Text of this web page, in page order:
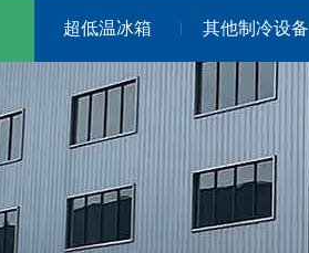
超低温冰箱 其他制冷设备